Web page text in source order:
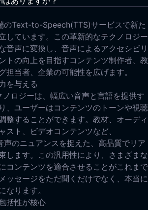
のText-to-Speech(TTS)サービスで新た
しています。この革新的なテクノロジー
音声に変換し、音声によるアクセシビリ
トの向上を目指すコンテンツ制作者、教
担当者、企業の可能性を広げます。
を与える
ロジーは、幅広い音声と言語を提供す
、ユーザーはコンテンツのトーンや視聴
整することができます。教材、オーディ
スト、ビデオコンテンツなど、
のニュアンスを捉えた、高品質でリア
します。この汎用性により、さまざまな
コンテンツを適合させることがこれまで
ッセージをただ聞くだけでなく、本当に
なります。
括性が核心